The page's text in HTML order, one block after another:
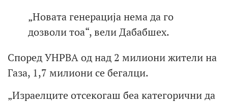
„Новата генерација нема да го
дозволи тоа“, вели Дабабшех.
Според УНРВА од над 2 милиони жители на
Газа, 1,7 милиони се бегалци.
„Израелците отсекогаш беа категорични да